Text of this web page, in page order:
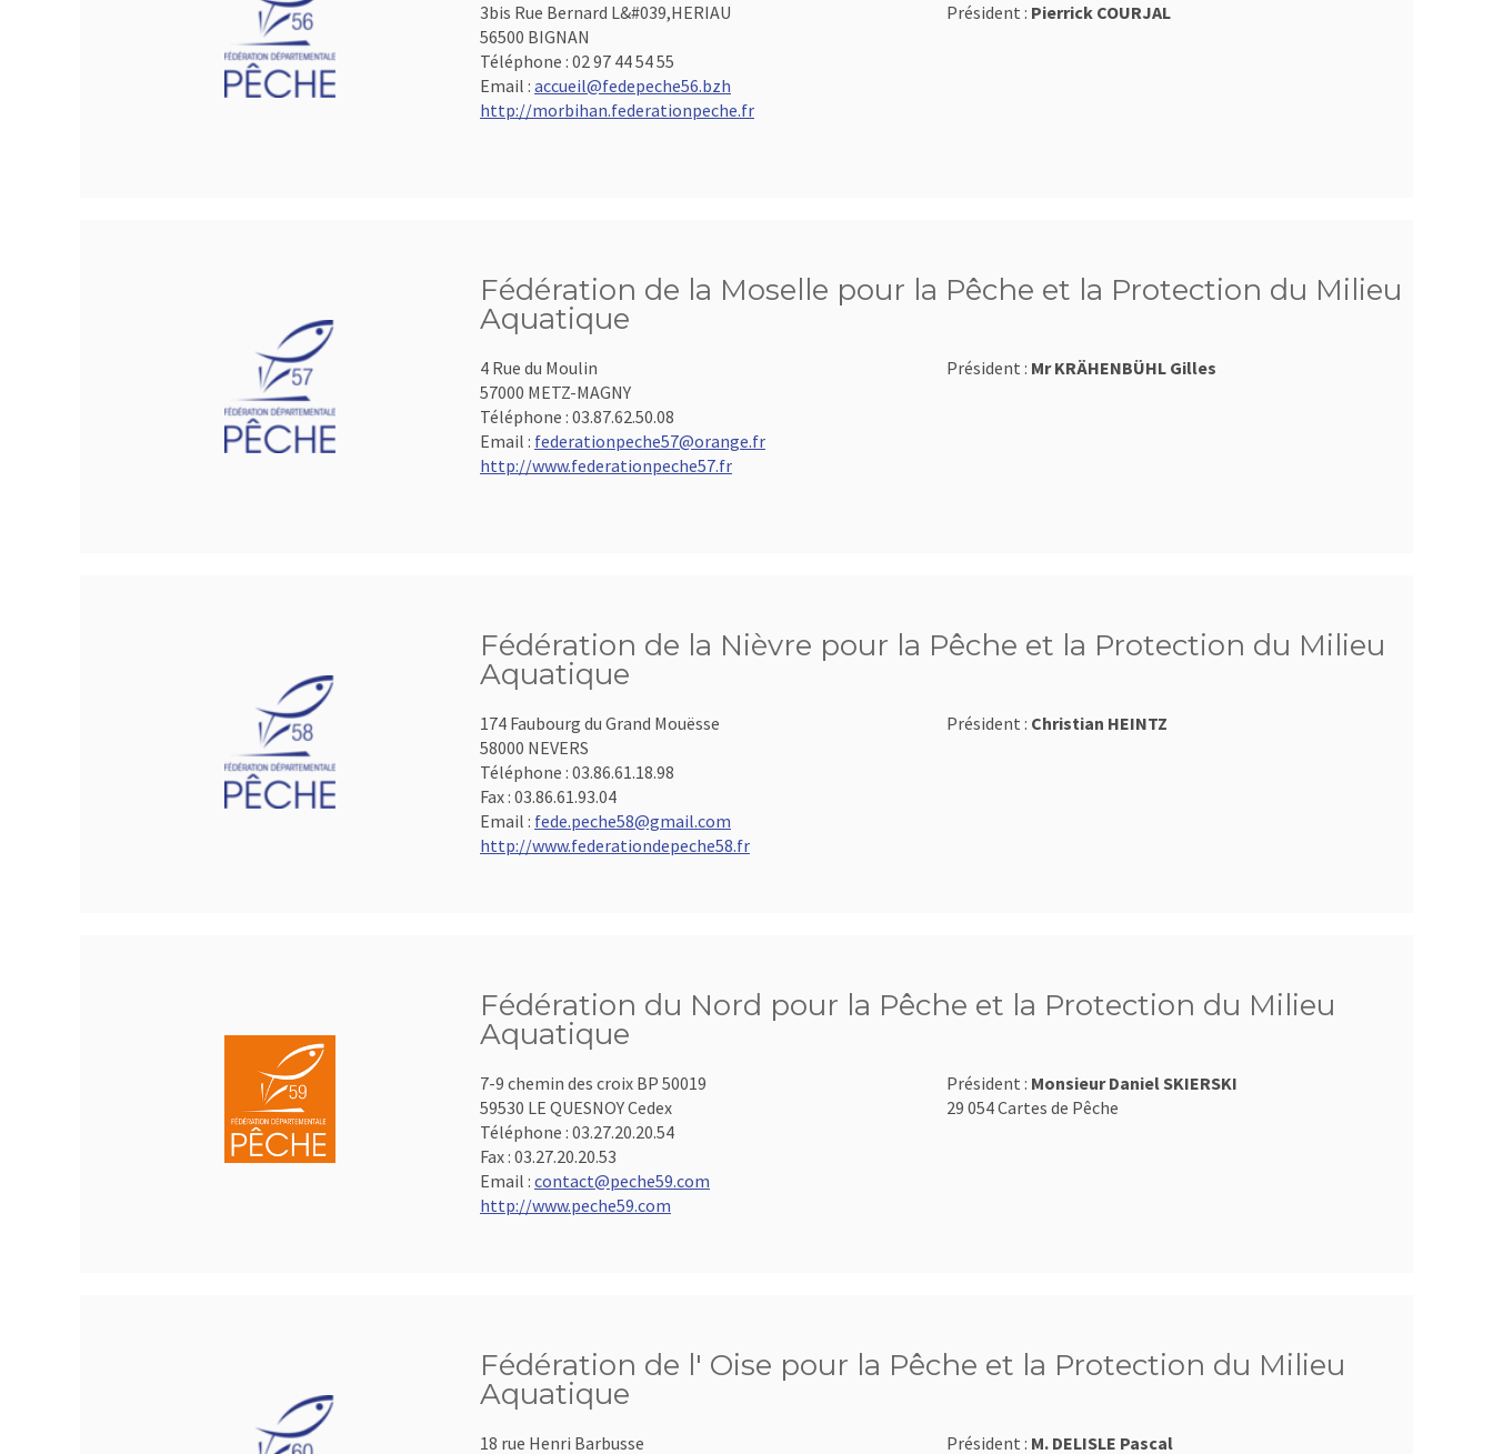
3bis Rue Bernard L&#039,HERIAU
56500 BIGNAN
Téléphone : 02 97 44 54 55
Email : accueil@fedepeche56.bzh
http://morbihan.federationpeche.fr
Président : Pierrick COURJAL
Fédération de la Moselle pour la Pêche et la Protection du Milieu
Aquatique
4 Rue du Moulin
57000 METZ-MAGNY
Téléphone : 03.87.62.50.08
Email : federationpeche57@orange.fr
http://www.federationpeche57.fr
Président : Mr KRÄHENBÜHL Gilles
Fédération de la Nièvre pour la Pêche et la Protection du Milieu
Aquatique
174 Faubourg du Grand Mouësse
58000 NEVERS
Téléphone : 03.86.61.18.98
Fax : 03.86.61.93.04
Email : fede.peche58@gmail.com
http://www.federationdepeche58.fr
Président : Christian HEINTZ
Fédération du Nord pour la Pêche et la Protection du Milieu
Aquatique
7-9 chemin des croix BP 50019
59530 LE QUESNOY Cedex
Téléphone : 03.27.20.20.54
Fax : 03.27.20.20.53
Email : contact@peche59.com
http://www.peche59.com
Président : Monsieur Daniel SKIERSKI
29 054 Cartes de Pêche
Fédération de l' Oise pour la Pêche et la Protection du Milieu
Aquatique
18 rue Henri Barbusse Président : M. DELISLE Pascal